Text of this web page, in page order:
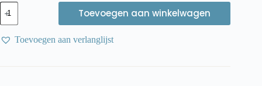
Egmont
Toys
Handpop
Giraf
–
Toevoegen aan winkelwagen
Toevoegen aan verlanglijst